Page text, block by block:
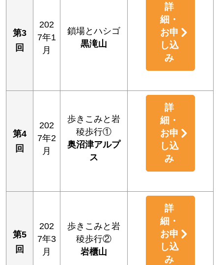
第3
回
202
7年1
月
鎖場とハシゴ
黒滝山
詳
細・
お申
し込
み
第4
回
202
7年2
月
歩きこみと岩
稜歩行①
奥沼津アルプ
ス
詳
細・
お申
し込
み
第5
回
202
7年3
月
歩きこみと岩
稜歩行②
岩櫃山
詳
細・
お申
し込
み